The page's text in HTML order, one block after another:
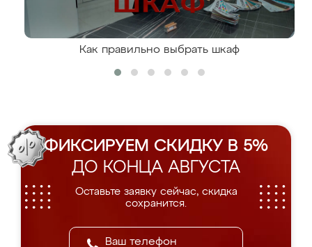
Как правильно выбрать шкаф
ФИКСИРУЕМ СКИДКУ В 5%
ДО КОНЦА АВГУСТА
Оставьте заявку сейчас, скидка
сохранится.